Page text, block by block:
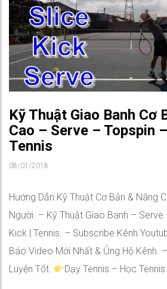
Kỹ Thuật Giao Banh Cơ
Cao – Serve – Topspin
Tennis
08/01/2018
Hướng Dẫn Kỹ Thuật Cơ Bản & Nâng
Người. – Kỹ Thuật Giao Banh –
Kick | Tennis. – Subscribe Kênh
Báo Video Mới Nhất & Ủng Hộ Kênh.
Luyện Tốt.
Dạy Tennis – Học